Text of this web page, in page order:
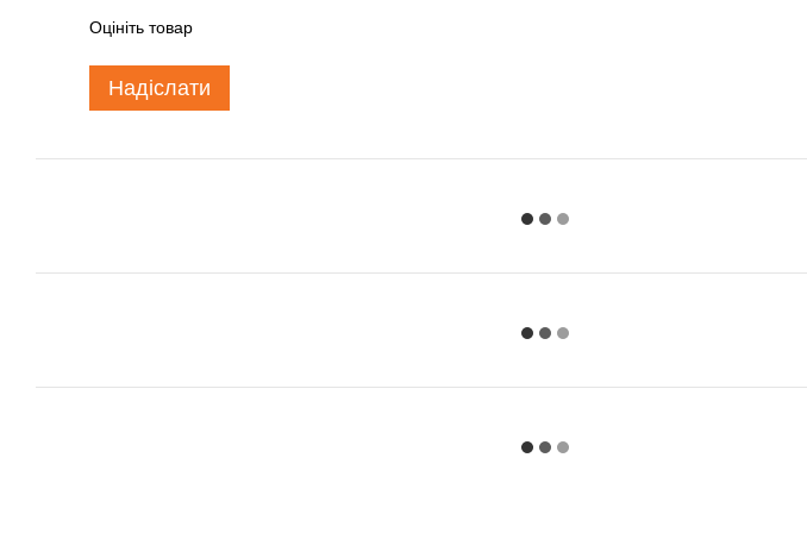
Оцініть товар
Надіслати